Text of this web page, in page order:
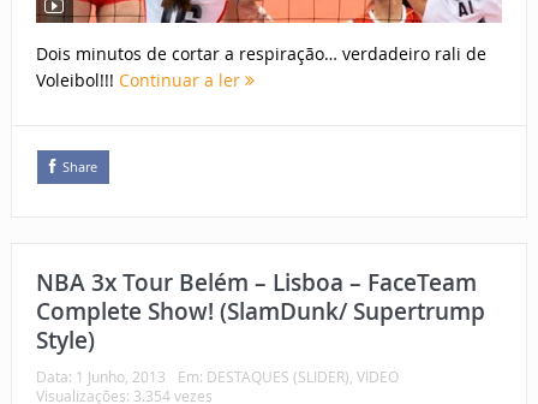
Dois minutos de cortar a respiração… verdadeiro rali de
Voleibol!!! Continuar a ler
Share
NBA 3x Tour Belém – Lisboa – FaceTeam
Complete Show! (SlamDunk/ Supertrump
Style)
Data: 1 Junho, 2013 Em: DESTAQUES (SLIDER), VIDEO
Visualizações: 3.354 vezes